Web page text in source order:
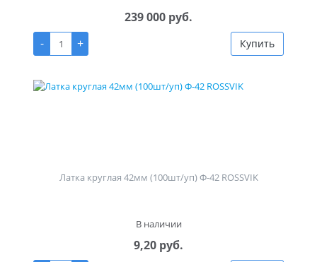
239 000 руб.
-
+ Купить
Латка круглая 42мм (100шт/уп) Ф-42 ROSSVIK
В наличии
9,20 руб.